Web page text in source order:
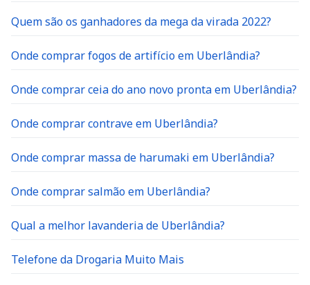
Quem são os ganhadores da mega da virada 2022?
Onde comprar fogos de artifício em Uberlândia?
Onde comprar ceia do ano novo pronta em Uberlândia?
Onde comprar contrave em Uberlândia?
Onde comprar massa de harumaki em Uberlândia?
Onde comprar salmão em Uberlândia?
Qual a melhor lavanderia de Uberlândia?
Telefone da Drogaria Muito Mais